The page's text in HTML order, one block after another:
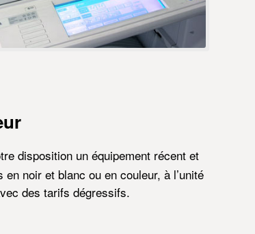
disposition un équipement récent et
noir et blanc ou en couleur, à l’unité
des tarifs dégressifs.